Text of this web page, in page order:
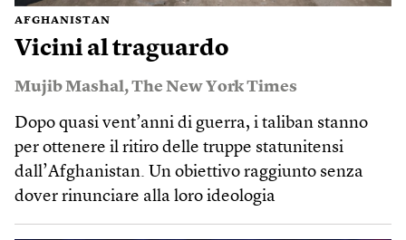
AFGHANISTAN
Vicini al traguardo
Mujib Mashal,The New York Times
Dopo quasi vent’anni di guerra, i taliban stanno
per ottenere il ritiro delle truppe statunitensi
dall’Afghanistan. Un obiettivo raggiunto senza
dover rinunciare alla loro ideologia